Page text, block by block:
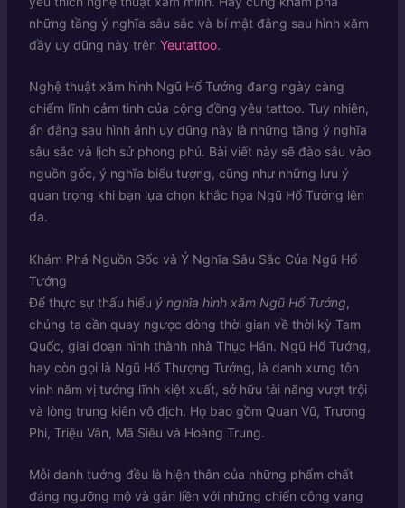
những tầng ý nghĩa sâu sắc và bí mật đằng sau hình xăm
đầy uy dũng này trên Yeutattoo.
Nghệ thuật xăm hình Ngũ Hổ Tướng đang ngày càng
chiếm lĩnh cảm tình của cộng đồng yêu tattoo. Tuy nhiên,
ẩn đằng sau hình ảnh uy dũng này là những tầng ý nghĩa
sâu sắc và lịch sử phong phú. Bài viết này sẽ đào sâu vào
nguồn gốc, ý nghĩa biểu tượng, cũng như những lưu ý
quan trọng khi bạn lựa chọn khắc họa Ngũ Hổ Tướng lên
da.
Khám Phá Nguồn Gốc và Ý Nghĩa Sâu Sắc Của Ngũ Hổ
Tướng
Để thực sự thấu hiểu ý nghĩa hình xăm Ngũ Hổ Tướng,
chúng ta cần quay ngược dòng thời gian về thời kỳ Tam
Quốc, giai đoạn hình thành nhà Thục Hán. Ngũ Hổ Tướng,
hay còn gọi là Ngũ Hổ Thượng Tướng, là danh xưng tôn
vinh năm vị tướng lĩnh kiệt xuất, sở hữu tài năng vượt trội
và lòng trung kiên vô địch. Họ bao gồm Quan Vũ, Trương
Phi, Triệu Vân, Mã Siêu và Hoàng Trung.
Mỗi danh tướng đều là hiện thân của những phẩm chất
đáng ngưỡng mộ và gắn liền với những chiến công vang